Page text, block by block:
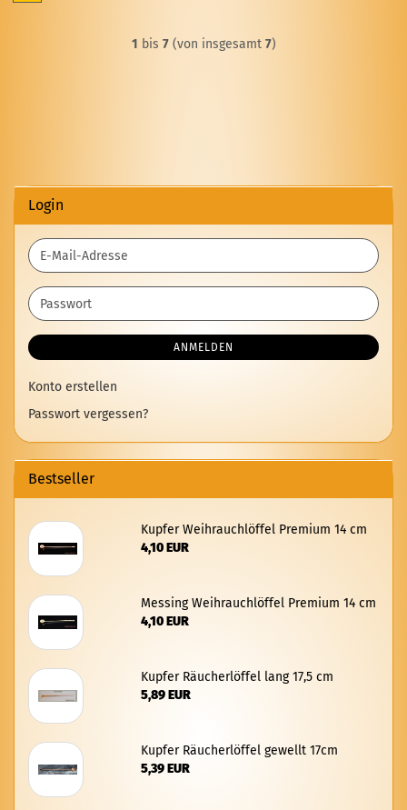
1 bis 7(von insgesamt 7)
Login
E-
Mail-
Adresse
Passwort
ANMELDEN
Konto erstellen
Passwort vergessen?
Bestseller
Kup­fer Weih­rauch­löf­fel Pre­mi­um 14 cm
4,10 EUR
Mes­sing Weih­rauch­löf­fel Pre­mi­um 14 cm
4,10 EUR
Kup­fer Räu­cher­löf­fel lang 17,5 cm
5,89 EUR
Kup­fer Räu­cher­löf­fel ge­wellt 17cm
5,39 EUR